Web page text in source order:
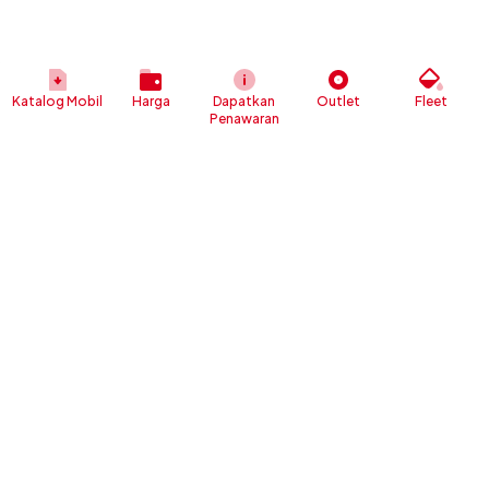
Katalog Mobil Harga
Dapatkan
Penawaran
Outlet Fleet